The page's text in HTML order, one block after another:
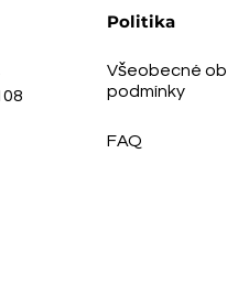
Politika
Všeobecné
podmínky
FAQ